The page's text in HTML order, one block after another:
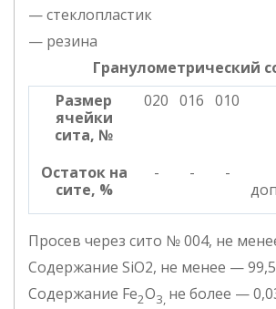
— стеклопластик
— резина
Гранулометрический
Размер
ячейки
сита, №
020 016 010
Остаток на
сите, %
- - -
Просев через сито № 004, не
Содержание SiO2, не менее —
Содержание Fe2O3, не более —